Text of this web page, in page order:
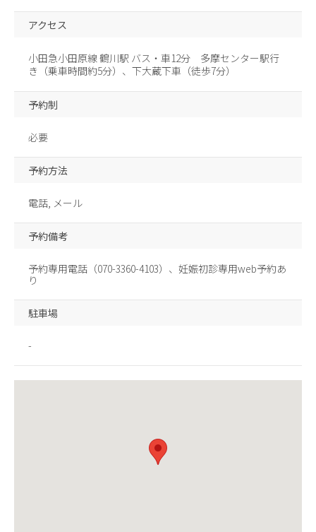
アクセス
小田急小田原線 鶴川駅 バス・車12分 多摩センター駅行
き（乗車時間約5分）、下大蔵下車（徒歩7分）
予約制
必要
予約方法
電話, メール
予約備考
予約専用電話（070-3360-4103）、妊娠初診専用web予約あ
り
駐車場
-